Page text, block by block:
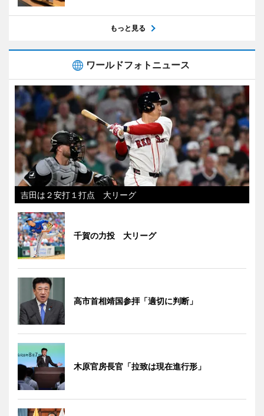
もっと見る
ワールドフォトニュース
吉田は２安打１打点 大リーグ
千賀の力投 大リーグ
高市首相靖国参拝「適切に判断」
木原官房長官「拉致は現在進行形」